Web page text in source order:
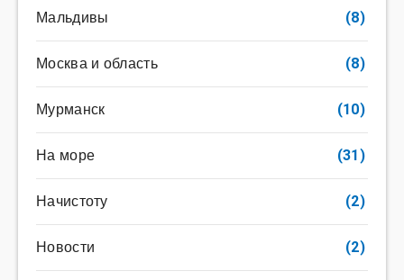
Мальдивы (8)
Москва и область (8)
Мурманск (10)
На море (31)
Начистоту (2)
Новости (2)